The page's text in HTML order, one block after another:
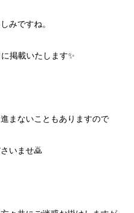
みですね。
掲載いたします✨
まないこともありますので
いませ🙇